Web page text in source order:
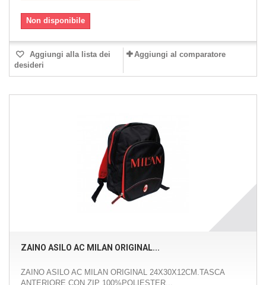
Non disponibile
Aggiungi alla lista dei
desideri
Aggiungi al comparatore
ZAINO ASILO AC MILAN ORIGINAL...
ZAINO ASILO AC MILAN ORIGINAL 24X30X12CM.TASCA
ANTERIORE CON ZIP 100%POLIESTER...